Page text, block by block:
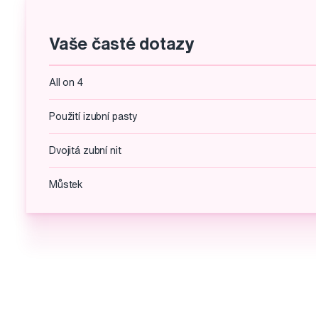
Vaše časté dotazy
All on 4
Použití izubní pasty
Dvojitá zubní nit
Můstek